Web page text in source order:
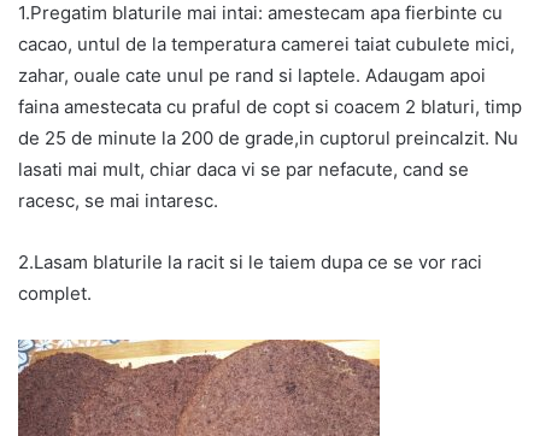
1.Pregatim blaturile mai intai: amestecam apa fierbinte cu
cacao, untul de la temperatura camerei taiat cubulete mici,
zahar, ouale cate unul pe rand si laptele. Adaugam apoi
faina amestecata cu praful de copt si coacem 2 blaturi, timp
de 25 de minute la 200 de grade,in cuptorul preincalzit. Nu
lasati mai mult, chiar daca vi se par nefacute, cand se
racesc, se mai intaresc.
2.Lasam blaturile la racit si le taiem dupa ce se vor raci
complet.